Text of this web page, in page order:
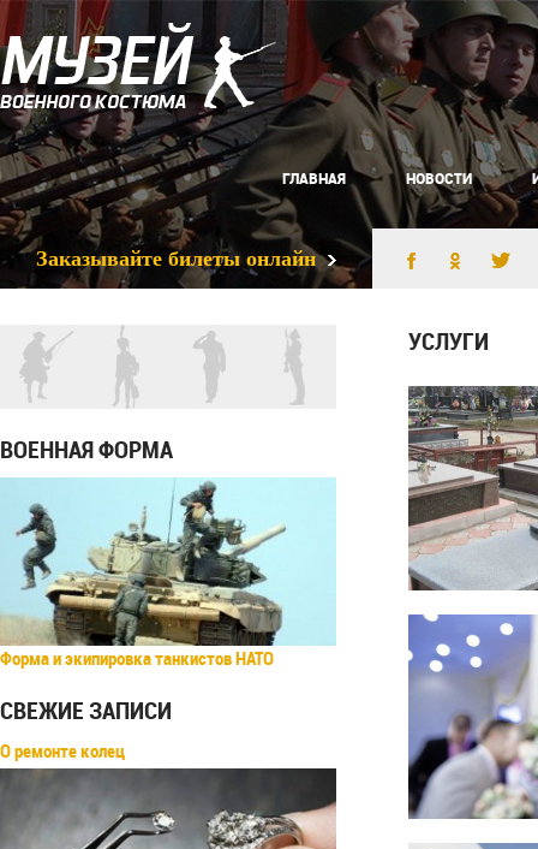
ГЛАВНАЯ НОВОСТИ
Заказывайте билеты онлайн
ВОЕННАЯ ФОРМА
Форма и экипировка танкистов НАТО
СВЕЖИЕ ЗАПИСИ
О ремонте колец
УСЛУГИ